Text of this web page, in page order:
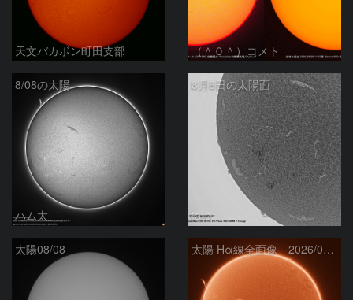
天文バカボン町田支部 （＾０＾）コメト
8/08の太陽
ハム太
8月8日の太陽面
ta-o
太陽08/08 太陽 Hα線全面像 2026/08/08